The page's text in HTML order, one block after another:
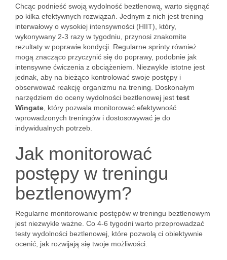
Chcąc podnieść swoją wydolność beztlenową, warto sięgnąć
po kilka efektywnych rozwiązań. Jednym z nich jest trening
interwałowy o wysokiej intensywności (HIIT), który,
wykonywany 2-3 razy w tygodniu, przynosi znakomite
rezultaty w poprawie kondycji. Regularne sprinty również
mogą znacząco przyczynić się do poprawy, podobnie jak
intensywne ćwiczenia z obciążeniem. Niezwykle istotne jest
jednak, aby na bieżąco kontrolować swoje postępy i
obserwować reakcję organizmu na trening. Doskonałym
narzędziem do oceny wydolności beztlenowej jest test
Wingate , który pozwala monitorować efektywność
wprowadzonych treningów i dostosowywać je do
indywidualnych potrzeb.
Jak monitorować
postępy w treningu
beztlenowym?
Regularne monitorowanie postępów w treningu beztlenowym
jest niezwykle ważne. Co 4-6 tygodni warto przeprowadzać
testy wydolności beztlenowej, które pozwolą ci obiektywnie
ocenić, jak rozwijają się twoje możliwości.